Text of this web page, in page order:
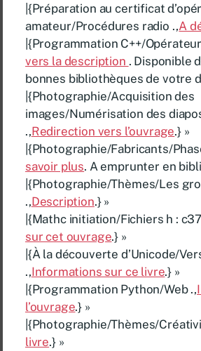
|{Préparation au certificat
amateur/Procédures radio .,A
|{Programmation C++/
vers la description . Disponible
bonnes bibliothèques de votre
|{Photographie/Acquisition des
images/Numérisation des
.,Redirection vers l’ouvrage.} »
|{Photographie/Fabricants/
savoir plus. A emprunter en
|{Photographie/Thèmes/Les
.,Description.} »
|{Mathc initiation/Fichiers h :
sur cet ouvrage.} »
|{À la découverte d’Unicode/
.,Informations sur ce livre.} »
|{Programmation Python/Web .,
l’ouvrage.} »
|{Photographie/Thèmes/
livre.} »